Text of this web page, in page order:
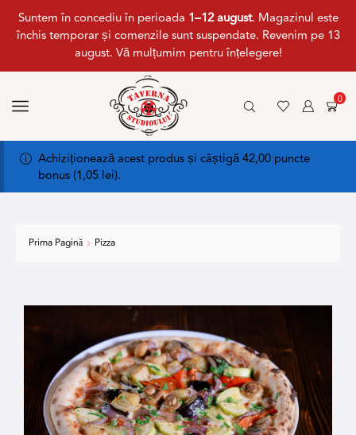
Suntem în concediu în perioada 1–12 august. Magazinul este
închis temporar și comenzile sunt suspendate. Revenim pe 13
august. Vă mulțumim pentru înțelegere!
0
Achiziționează acest produs și câștigă 42,00 puncte
bonus (1,05 lei).
Prima Pagină Pizza